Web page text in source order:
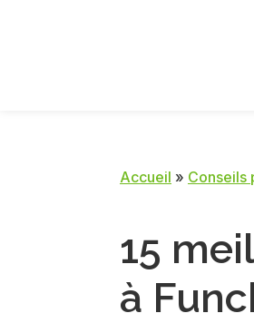
Accueil » Conseils
15
à